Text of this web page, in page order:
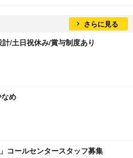
さらに見る
/土日祝休み/賞与制度あり
め
コールセンタースタッフ募集